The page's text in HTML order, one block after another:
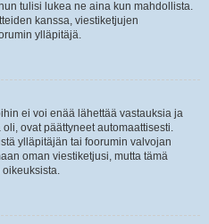
tulisi lukea ne aina kun mahdollista.
kanssa, viestiketjujen
ylläpitäjä.
ei voi enää lähettää vastauksia ja
ovat päättyneet automaattisesti.
ylläpitäjän tai foorumin valvojan
oman viestiketjusi, mutta tämä